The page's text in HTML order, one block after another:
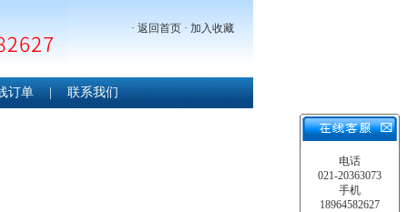
· 返回首页 · 加入收藏
订单 | 联系我们
电话
021-20363073
手机
18964582627